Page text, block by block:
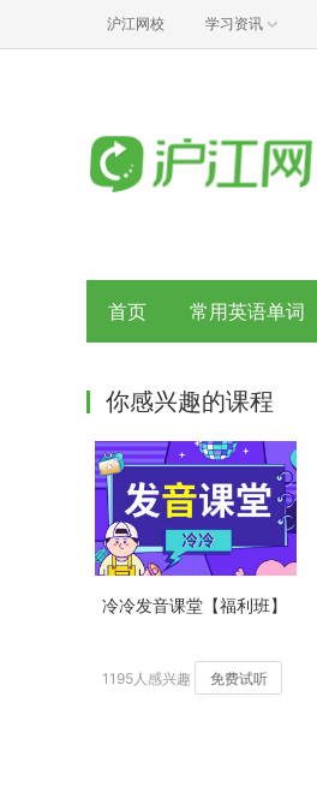
沪江网校 学习资讯
首页 常用英语单词
你感兴趣的课程
冷冷发音课堂【福利班】
1195人感兴趣 免费试听